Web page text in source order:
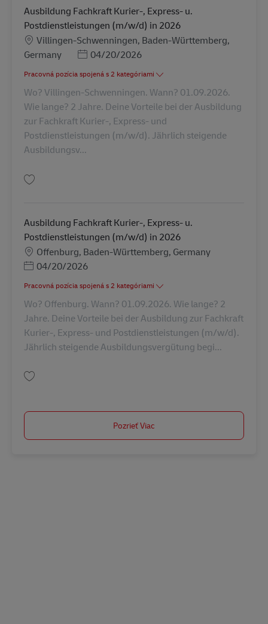
Ausbildung Fachkraft Kurier-, Express- u.
Postdienstleistungen (m/w/d) in 2026
Miesto
Villingen-Schwenningen, Baden-Württemberg,
Germany
Posted Date
04/20/2026
Pracovná pozícia spojená s 2 kategóriami
Wo? Villingen-Schwenningen. Wann? 01.09.2026.
Wie lange? 2 Jahre. Deine Vorteile bei der Ausbildung
zur Fachkraft Kurier-, Express- und
Postdienstleistungen (m/w/d). Jährlich steigende
Ausbildungsv...
Ausbildung Fachkraft Kurier-, Express- u.
Postdienstleistungen (m/w/d) in 2026
MiestoOffenburg, Baden-Württemberg, Germany
Posted Date
04/20/2026
Pracovná pozícia spojená s 2 kategóriami
Wo? Offenburg. Wann? 01.09.2026. Wie lange? 2
Jahre. Deine Vorteile bei der Ausbildung zur Fachkraft
Kurier-, Express- und Postdienstleistungen (m/w/d).
Jährlich steigende Ausbildungsvergütung begi...
Pozrieť Viac